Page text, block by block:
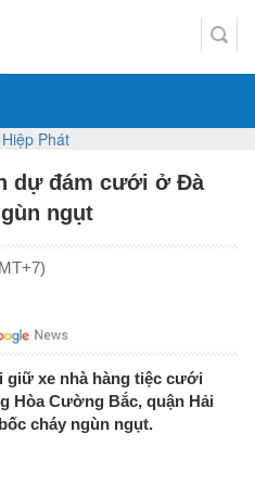
dự đám cưới ở Đà
ngụt
giữ xe nhà hàng tiệc cưới
Hòa Cường Bắc, quận Hải
cháy ngùn ngụt.